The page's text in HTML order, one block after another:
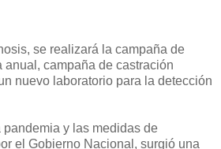
se realizará la campaña de
campaña de castración
nuevo laboratorio para la detección
y las medidas de
el Gobierno Nacional, surgió una